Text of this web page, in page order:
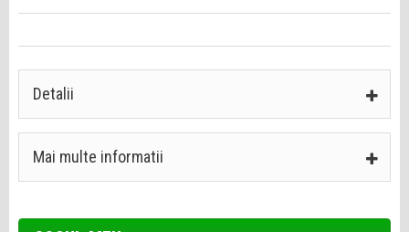
Detalii
Mai multe informatii